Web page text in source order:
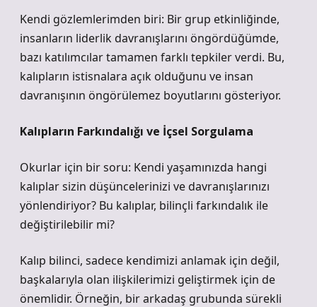
Kendi gözlemlerimden biri: Bir grup etkinliğinde,
insanların liderlik davranışlarını öngördüğümde,
bazı katılımcılar tamamen farklı tepkiler verdi. Bu,
kalıpların istisnalara açık olduğunu ve insan
davranışının öngörülemez boyutlarını gösteriyor.
Kalıpların Farkındalığı ve İçsel Sorgulama
Okurlar için bir soru: Kendi yaşamınızda hangi
kalıplar sizin düşüncelerinizi ve davranışlarınızı
yönlendiriyor? Bu kalıplar, bilinçli farkındalık ile
değiştirilebilir mi?
Kalıp bilinci, sadece kendimizi anlamak için değil,
başkalarıyla olan ilişkilerimizi geliştirmek için de
önemlidir. Örneğin, bir arkadaş grubunda sürekli